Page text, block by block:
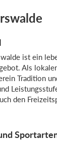
ist ein
Als
Tradition
den